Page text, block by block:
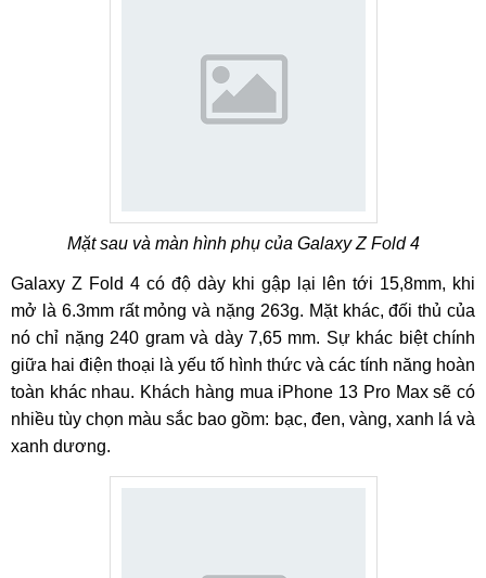
Mặt sau và màn hình phụ của Galaxy Z Fold 4
Galaxy Z Fold 4 có độ dày khi gập lại lên tới 15,8mm, khi
mở là 6.3mm rất mỏng và nặng 263g. Mặt khác, đối thủ của
nó chỉ nặng 240 gram và dày 7,65 mm. Sự khác biệt chính
giữa hai điện thoại là yếu tố hình thức và các tính năng hoàn
toàn khác nhau. Khách hàng mua iPhone 13 Pro Max sẽ có
nhiều tùy chọn màu sắc bao gồm: bạc, đen, vàng, xanh lá và
xanh dương.